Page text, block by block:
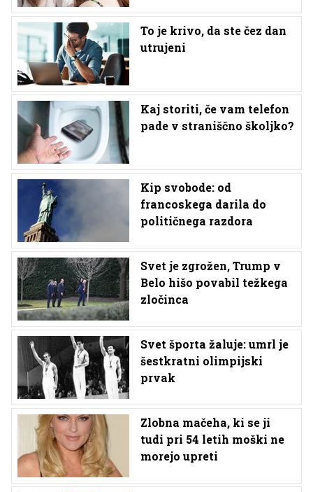
To je krivo, da ste čez dan
utrujeni
Kaj storiti, če vam telefon
pade v straniščno školjko?
Kip svobode: od
francoskega darila do
političnega razdora
Svet je zgrožen, Trump v
Belo hišo povabil težkega
zločinca
Svet športa žaluje: umrl je
šestkratni olimpijski
prvak
Zlobna mačeha, ki se ji
tudi pri 54 letih moški ne
morejo upreti